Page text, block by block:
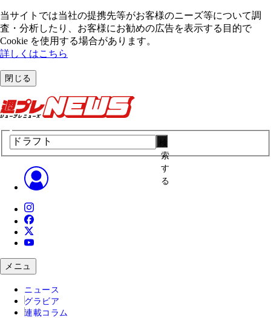
当サイトでは当社の提携先等がお客様のニーズ等について調
査・分析したり、お客様にお勧めの広告を表⽰する⽬的で
Cookie を使⽤する場合があります。
詳しくはこちら
閉じる
索
す
る
メニュ
ニュース
グラビア
連載コラム